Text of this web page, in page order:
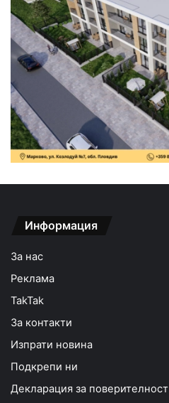
Информация
За нас
Реклама
TakTak
За контакти
Изпрати новина
Подкрепи ни
Декларация за поверителност